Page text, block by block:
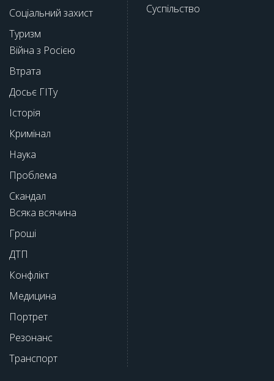
Соціальний захист
Туризм
Війна з Росією
Втрата
Досьє ГІТу
Історія
Кримінал
Наука
Проблема
Скандал
Всяка всячина
Гроші
ДТП
Конфлікт
Медицина
Портрет
Резонанс
Транспорт
Суспільство